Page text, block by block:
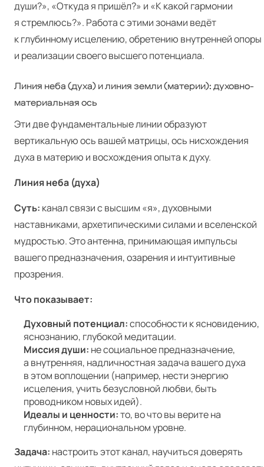
души?», «Откуда я пришёл?» и «К какой гармонии
я стремлюсь?». Работа с этими зонами ведёт
к глубинному исцелению, обретению внутренней опоры
и реализации своего высшего потенциала.
Линия неба (духа) и линия земли (материи): духовно-
материальная ось
Эти две фундаментальные линии образуют
вертикальную ось вашей матрицы, ось нисхождения
духа в материю и восхождения опыта к духу.
Линия неба (духа)
Суть: канал связи с высшим «я», духовными
наставниками, архетипическими силами и вселенской
мудростью. Это антенна, принимающая импульсы
вашего предназначения, озарения и интуитивные
прозрения.
Что показывает:
Духовный потенциал:способности к ясновидению,
яснознанию, глубокой медитации.
Миссия души: не социальное предназначение,
а внутренняя, надличностная задача вашего духа
в этом воплощении (например, нести энергию
исцеления, учить безусловной любви, быть
проводником новых идей).
Идеалы и ценности:то, во что вы верите на
глубинном, нерациональном уровне.
Задача: настроить этот канал, научиться доверять